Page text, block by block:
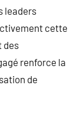
leaders
cette
des
renforce la
de